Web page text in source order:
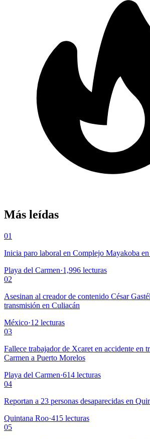
Más leídas
01
Inicia paro laboral en Complejo Mayakoba
Playa del Carmen·1,996 lecturas
02
Asesinan al creador de contenido César
transmisión en Culiacán
México·12 lecturas
03
Fallece trabajador de Xcaret en accidente en
Carmen a Puerto Morelos
Playa del Carmen·614 lecturas
04
Reportan a 23 personas desaparecidas en
Quintana Roo·415 lecturas
05